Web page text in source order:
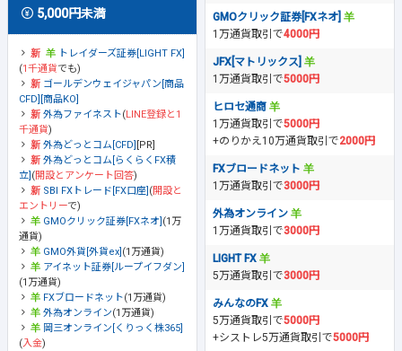
5,000円未満
トレイダーズ証券[LIGHT FX]
(1千通貨でも)
ゴールデンウェイジャパン[商品
CFD][商品KO]
外為ファイネスト(LINE登録と1
千通貨)
外為どっとコム[CFD]
[PR]
外為どっとコム[らくらくFX積
立] (開設とアンケート回答)
SBI FXトレード[FX口座] (開設と
エントリーで)
GMOクリック証券[FXネオ] (1万
通貨)
GMO外貨[外貨ex] (1万通貨)
アイネット証券[ループイフダン]
(1万通貨)
FXブロードネット(1万通貨)
外為オンライン(1万通貨)
岡三オンライン[くりっく株365]
(入金)
GMOクリック証券[FXネオ]
1万通貨取引で4000円
JFX[マトリックス]
1万通貨取引で5000円
ヒロセ通商
1万通貨取引で5000円
+のりかえ10万通貨取引で2000円
FXブロードネット
1万通貨取引で3000円
外為オンライン
1万通貨取引で3000円
LIGHT FX
5万通貨取引で3000円
みんなのFX
5万通貨取引で5000円
+シストレ5万通貨取引で5000円